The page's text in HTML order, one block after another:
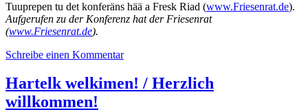
Tuuprepen tu det konferäns hää a Fresk Riad (www.Friesenrat.de).
Aufgerufen zu der Konferenz hat der Friesenrat
(www.Friesenrat.de).
Schreibe einen Kommentar
Hartelk welkimen! / Herzlich
willkommen!